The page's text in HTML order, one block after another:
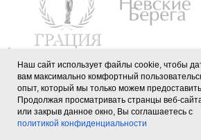
Мы
Наш сайт использует файлы cookie, чтобы
вам максимально комфортный
опыт, который мы только можем
Продолжая просматривать странцы веб-
или закрыв данное окно, Вы соглашаетесь с
политикой конфиденциальности